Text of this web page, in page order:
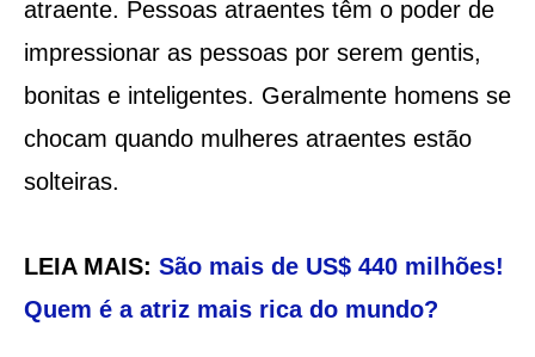
atraente. Pessoas atraentes têm o poder de
impressionar as pessoas por serem gentis,
bonitas e inteligentes. Geralmente homens se
chocam quando mulheres atraentes estão
solteiras.
LEIA MAIS: São mais de US$ 440 milhões!
Quem é a atriz mais rica do mundo?